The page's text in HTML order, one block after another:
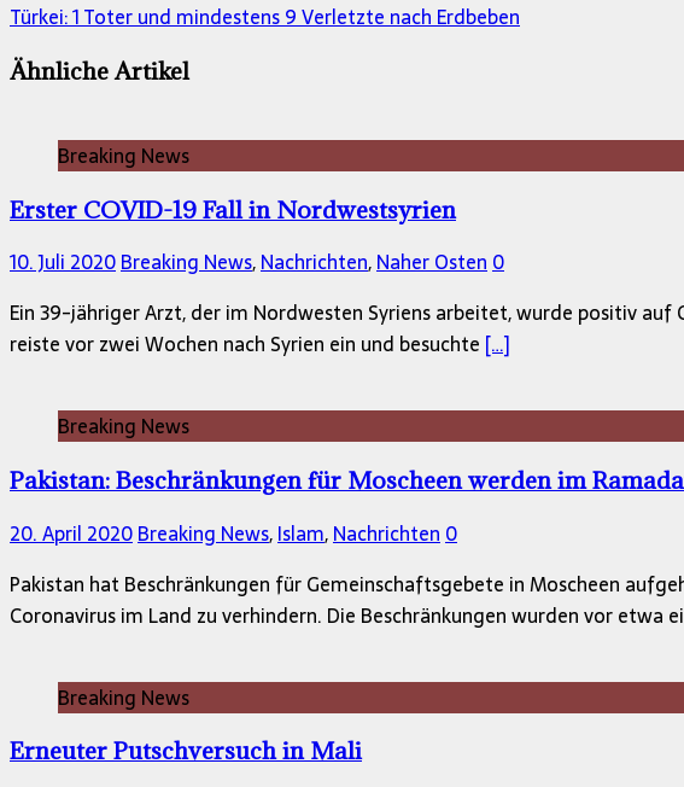
Türkei: 1 Toter und mindestens 9 Verletzte nach Erdbeben
Ähnliche Artikel
Breaking News
Erster COVID-19 Fall in Nordwestsyrien
10. Juli 2020Breaking News,Nachrichten,Naher Osten0
Ein 39-jähriger Arzt, der im Nordwesten Syriens arbeitet, wurde positiv
reiste vor zwei Wochen nach Syrien ein und besuchte […]
Breaking News
Pakistan: Beschränkungen für Moscheen werden im
20. April 2020Breaking News,Islam,Nachrichten 0
Pakistan hat Beschränkungen für Gemeinschaftsgebete in Moscheen
Coronavirus im Land zu verhindern. Die Beschränkungen wurden vor etwa
Breaking News
Erneuter Putschversuch in Mali